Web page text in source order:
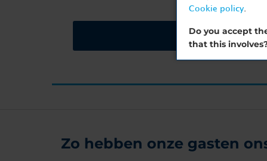
Vraag een offerte
Zo hebben onze gasten
Cookie policy.
Do you accept
that this